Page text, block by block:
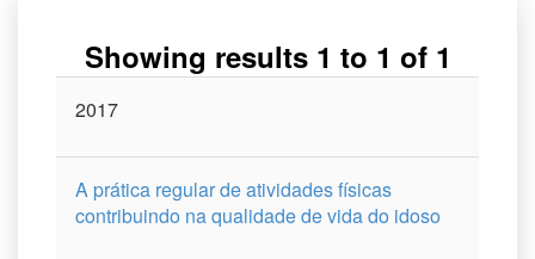
Showing results 1 to 1 of 1
Issue
2017
A prática regular de atividades físicas
contribuindo na qualidade de vida do idoso